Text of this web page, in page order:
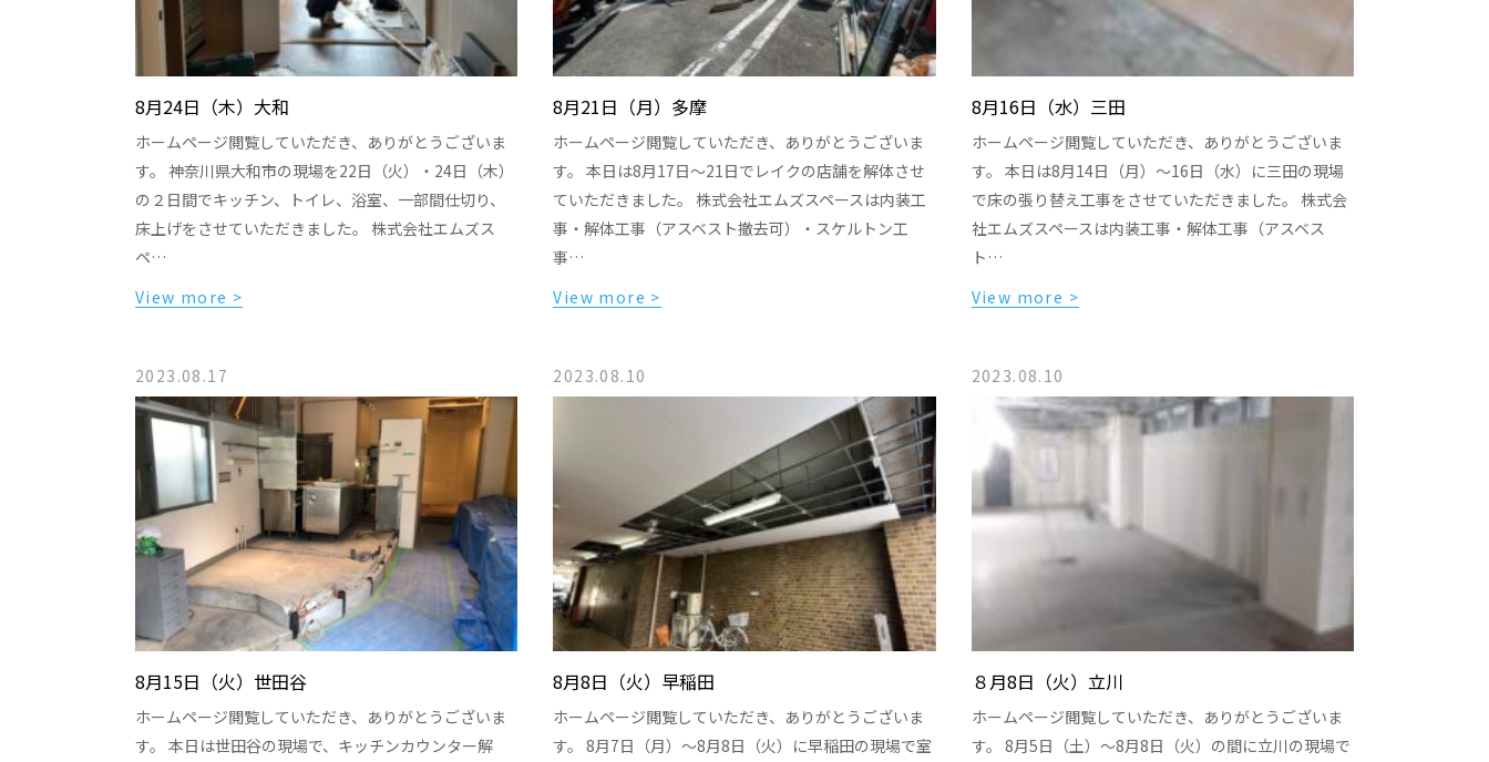
8月24日（木）大和
ホームページ閲覧していただき、ありがとうございま
す。 神奈川県大和市の現場を22日（火）・24日（木）
の２日間でキッチン、トイレ、浴室、一部間仕切り、
床上げをさせていただきました。 株式会社エムズス
ペ…
View more >
8月21日（月）多摩
ホームページ閲覧していただき、ありがとうございま
す。 本日は8月17日〜21日でレイクの店舗を解体させ
ていただきました。 株式会社エムズスペースは内装工
事・解体工事（アスベスト撤去可）・スケルトン工
事…
View more >
8月16日（水）三田
ホームページ閲覧していただき、ありがとうございま
す。 本日は8月14日（月）〜16日（水）に三田の現場
で床の張り替え工事をさせていただきました。 株式会
社エムズスペースは内装工事・解体工事（アスベス
ト…
View more >
2023.08.17
8月15日（火）世田谷
ホームページ閲覧していただき、ありがとうございま
す。 本日は世田谷の現場で、キッチンカウンター解
2023.08.10
8月8日（火）早稲田
ホームページ閲覧していただき、ありがとうございま
す。 8月7日（月）〜8月8日（火）に早稲田の現場で室
2023.08.10
８月8日（火）立川
ホームページ閲覧していただき、ありがとうございま
す。 8月5日（土）〜8月8日（火）の間に立川の現場で